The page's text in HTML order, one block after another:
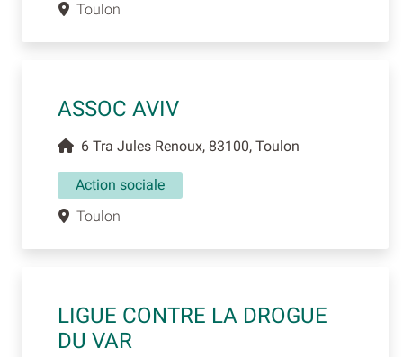
Toulon
ASSOC AVIV
6 Tra Jules Renoux, 83100, Toulon
Action sociale
Toulon
LIGUE CONTRE LA DROGUE
DU VAR